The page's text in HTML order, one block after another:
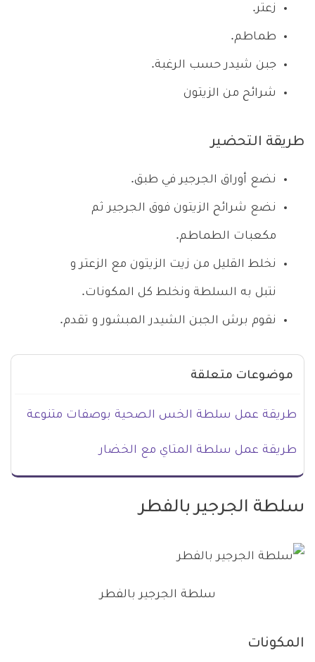
زعتر.
طماطم.
جبن شيدر حسب الرغبة.
شرائح من الزيتون
طريقة التحضير
نضع أوراق الجرجير في طبق.
نضع شرائح الزيتون فوق الجرجير ثم
مكعبات الطماطم.
نخلط القليل من زيت الزيتون مع الزعتر و
نتبل به السلطة ونخلط كل المكونات.
نقوم برش الجبن الشيدر المبشور و تقدم.
موضوعات متعلقة
طريقة عمل سلطة الخس الصحية بوصفات متنوعة
طريقة عمل سلطة المتاي مع الخضار
سلطة الجرجير بالفطر
سلطة الجرجير بالفطر
المكونات